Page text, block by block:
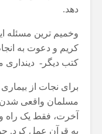
دهد.
وخمیم ترین مسئله
کریم و دعوت به
کتب دیگر-
برای نجات از
مسلمان واقعی
آخرت، فقط یک راه
به قرآن عمل کرد.